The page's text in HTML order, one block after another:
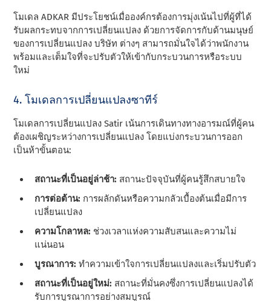
โมเดล ADKAR มีประโยชน์เมื่อองค์กรต้องการมุ่งเน้นไปที่ผู้ที่ได้
รับผลกระทบจากการเปลี่ยนแปลง ด้วยการจัดการกับด้านมนุษย์
ของการเปลี่ยนแปลง บริษัท ต่างๆ สามารถมั่นใจได้ว่าพนักงาน
พร้อมและเต็มใจที่จะปรับตัวให้เข้ากับกระบวนการหรือระบบ
ใหม่
4. โมเดลการเปลี่ยนแปลงซาทีร์
โมเดลการเปลี่ยนแปลง Satir เน้นการเดินทางทางอารมณ์ที่ผู้คน
ต้องเผชิญระหว่างการเปลี่ยนแปลง โดยแบ่งกระบวนการออก
เป็นห้าขั้นตอน:
สถานะที่เป็นอยู่ล่าช้า: สถานะปัจจุบันที่ผู้คนรู้สึกสบายใจ
การต่อต้าน: การผลักดันหรือความกลัวเบื้องต้นเมื่อมีการ
เปลี่ยนแปลง
ความโกลาหล: ช่วงเวลาแห่งความสับสนและความไม่
แน่นอน
บูรณาการ:ทําความเข้าใจการเปลี่ยนแปลงและเริ่มปรับตัว
สถานะที่เป็นอยู่ใหม่: สถานะที่มั่นคงซึ่งการเปลี่ยนแปลงได้
รับการบูรณาการอย่างสมบูรณ์